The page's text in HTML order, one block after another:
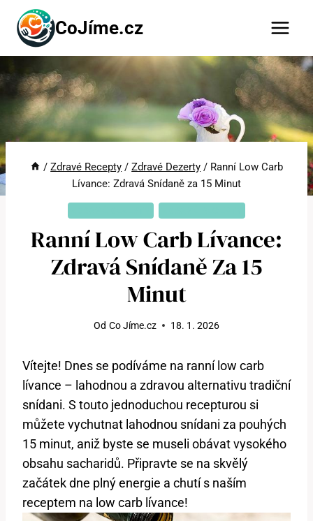
Přeskočit
obsah
CoJíme.cz
/ Zdravé Recepty / Zdravé Dezerty / Ranní Low Carb
Lívance: Zdravá Snídaně za 15 Minut
Ranní Low Carb Lívance:
Zdravá Snídaně Za 15
Minut
Od Co Jíme.cz 18. 1. 2026
Vítejte! Dnes se podíváme na ranní low carb
lívance – lahodnou a zdravou alternativu tradiční
snídani. S touto jednoduchou recepturou si
můžete vychutnat lahodnou snídani za pouhých
15 minut, aniž byste se museli obávat vysokého
obsahu sacharidů. Připravte se na skvělý
začátek dne plný energie a chutí s naším
receptem na low carb lívance!